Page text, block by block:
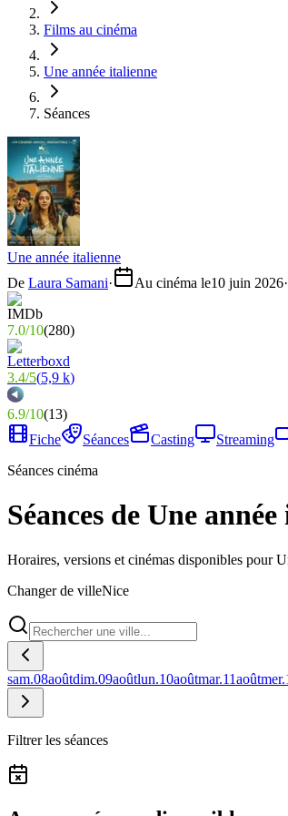
Films au cinéma
Une année italienne
Séances
Une année italienne
De Laura Samani· Au cinéma le10 juin 2026·
7.0/10(280)
3.4/5(5,9 k)
6.9/10(13)
Fiche
Séances Casting Streaming
Séances cinéma
Séances de Une
Horaires, versions et cinémas disponibles pour
Changer de villeNice
sam.08aoûtdim.09aoûtlun.10aoûtmar.11aoûtmer.
Filtrer les séances